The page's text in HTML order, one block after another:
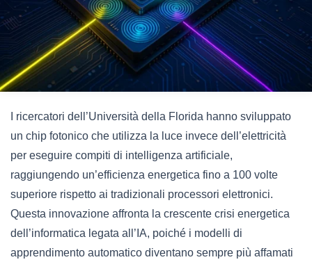
I ricercatori dell’Università della Florida hanno sviluppato
un chip fotonico che utilizza la luce invece dell’elettricità
per eseguire compiti di intelligenza artificiale,
raggiungendo un’efficienza energetica fino a 100 volte
superiore rispetto ai tradizionali processori elettronici.
Questa innovazione affronta la crescente crisi energetica
dell’informatica legata all’IA, poiché i modelli di
apprendimento automatico diventano sempre più affamati